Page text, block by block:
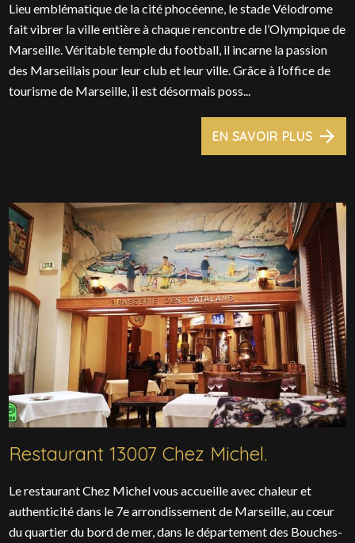
Lieu emblématique de la cité phocéenne, le stade Vélodrome
fait vibrer la ville entière à chaque rencontre de l’Olympique de
Marseille. Véritable temple du football, il incarne la passion
des Marseillais pour leur club et leur ville. Grâce à l’office de
tourisme de Marseille, il est désormais poss...
EN SAVOIR PLUS
Restaurant 13007 Chez Michel.
Le restaurant Chez Michel vous accueille avec chaleur et
authenticité dans le 7e arrondissement de Marseille, au cœur
du quartier du bord de mer, dans le département des Bouches-